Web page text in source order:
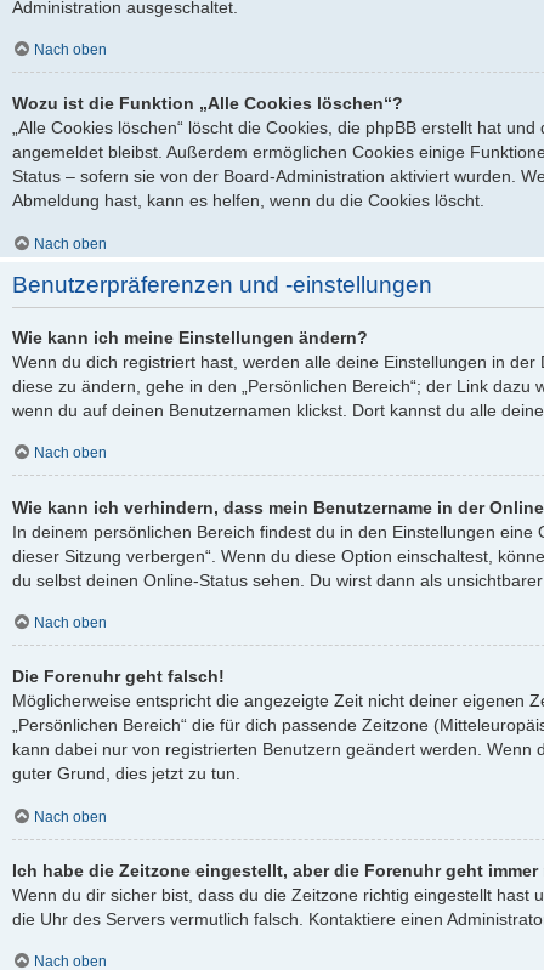
Administration ausgeschaltet.
Nach oben
Wozu ist die Funktion „Alle Cookies löschen“?
„Alle Cookies löschen“ löscht die Cookies, die phpBB erstellt hat
angemeldet bleibst. Außerdem ermöglichen Cookies einige
Status – sofern sie von der Board-Administration aktiviert wurden.
Abmeldung hast, kann es helfen, wenn du die Cookies löscht.
Nach oben
Benutzerpräferenzen und -einstellungen
Wie kann ich meine Einstellungen ändern?
Wenn du dich registriert hast, werden alle deine Einstellungen in
diese zu ändern, gehe in den „Persönlichen Bereich“; der Link dazu
wenn du auf deinen Benutzernamen klickst. Dort kannst du alle
Nach oben
Wie kann ich verhindern, dass mein Benutzername in der
In deinem persönlichen Bereich findest du in den Einstellungen eine
dieser Sitzung verbergen“. Wenn du diese Option einschaltest,
du selbst deinen Online-Status sehen. Du wirst dann als
Nach oben
Die Forenuhr geht falsch!
Möglicherweise entspricht die angezeigte Zeit nicht deiner eigenen
„Persönlichen Bereich“ die für dich passende Zeitzone
kann dabei nur von registrierten Benutzern geändert werden. Wenn
guter Grund, dies jetzt zu tun.
Nach oben
Ich habe die Zeitzone eingestellt, aber die Forenuhr geht
Wenn du dir sicher bist, dass du die Zeitzone richtig eingestellt hast
die Uhr des Servers vermutlich falsch. Kontaktiere einen
Nach oben